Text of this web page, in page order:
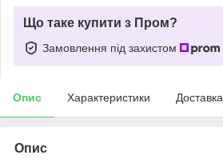
Що таке купити з Пром?
Замовлення під захистом
Опис Характеристики Доставка
Опис